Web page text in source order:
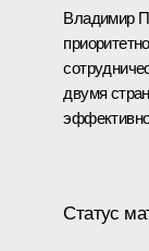
Владимир
двумя
Статус